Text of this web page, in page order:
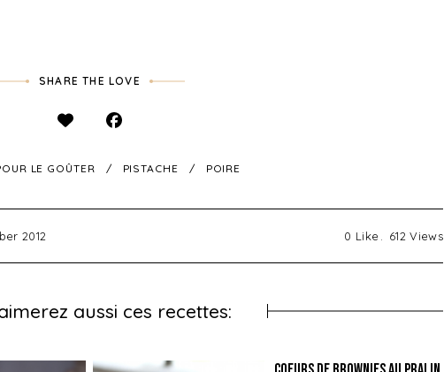
SHARE THE LOVE
LE GOÛTER PISTACHE POIRE
2012 0 Like 612 Views
aussi ces recettes: